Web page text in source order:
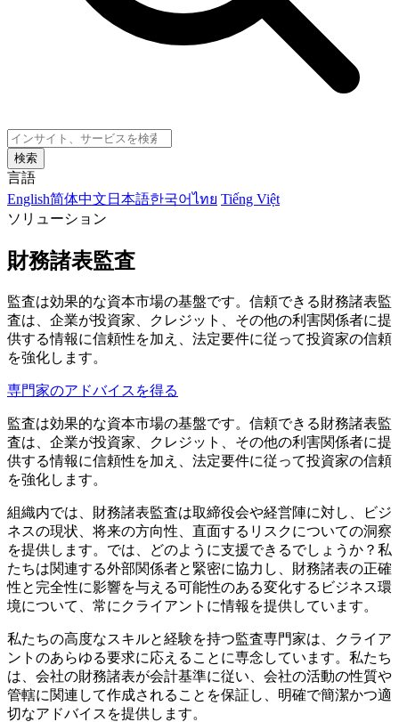
検索
言語
English简体中文 日本語한국어ไทย Tiếng Việt
ソリューション
財務諸表監査
監査は効果的な資本市場の基盤です。信頼できる財務諸表監
査は、企業が投資家、クレジット、その他の利害関係者に提
供する情報に信頼性を加え、法定要件に従って投資家の信頼
を強化します。
専門家のアドバイスを得る
監査は効果的な資本市場の基盤です。信頼できる財務諸表監
査は、企業が投資家、クレジット、その他の利害関係者に提
供する情報に信頼性を加え、法定要件に従って投資家の信頼
を強化します。
組織内では、財務諸表監査は取締役会や経営陣に対し、ビジ
ネスの現状、将来の方向性、直面するリスクについての洞察
を提供します。では、どのように支援できるでしょうか？私
たちは関連する外部関係者と緊密に協力し、財務諸表の正確
性と完全性に影響を与える可能性のある変化するビジネス環
境について、常にクライアントに情報を提供しています。
私たちの高度なスキルと経験を持つ監査専門家は、クライア
ントのあらゆる要求に応えることに専念しています。私たち
は、会社の財務諸表が会計基準に従い、会社の活動の性質や
管轄に関連して作成されることを保証し、明確で簡潔かつ適
切なアドバイスを提供します。